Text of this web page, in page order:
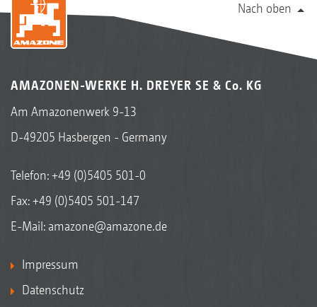
Nach oben
AMAZONEN-WERKE H. DREYER SE & Co. KG
Am Amazonenwerk 9-13
D-49205 Hasbergen - Germany
Telefon:+49 (0)5405 501-0
Fax: +49 (0)5405 501-147
E-Mail: amazone@amazone.de
Impressum
Datenschutz